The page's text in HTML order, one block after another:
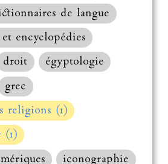
de langue
encyclopédies
droit
égyptologie
grec
religions (1)
(1)
iconographie